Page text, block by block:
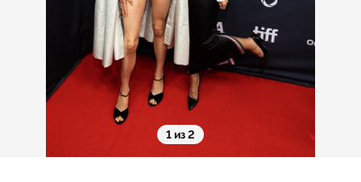
1 из 2